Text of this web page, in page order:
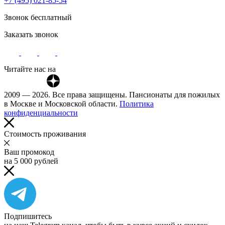
Звонок бесплатный
Заказать звонок
Читайте нас на
2009 — 2026. Все права защищены. Пансионаты для пожилых
в Москве и Московской области. Политика
конфиденциальности
Cтоимость проживания
Ваш промокод
на 5 000 рублей
Подпишитесь